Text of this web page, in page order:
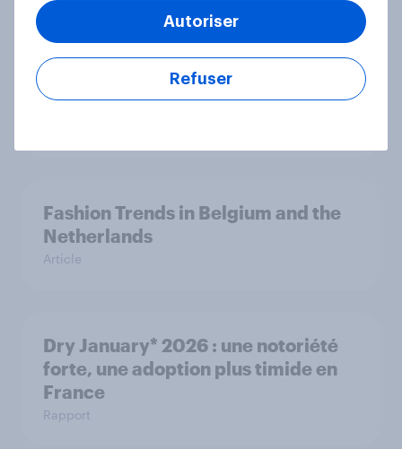
Furniture Trends in Belgium and the
Netherlands
Fashion Trends in Belgium and the
Netherlands
Article
Dry January* 2026 : une notoriété
forte, une adoption plus timide en
France
Rapport
Refuser
Autoriser